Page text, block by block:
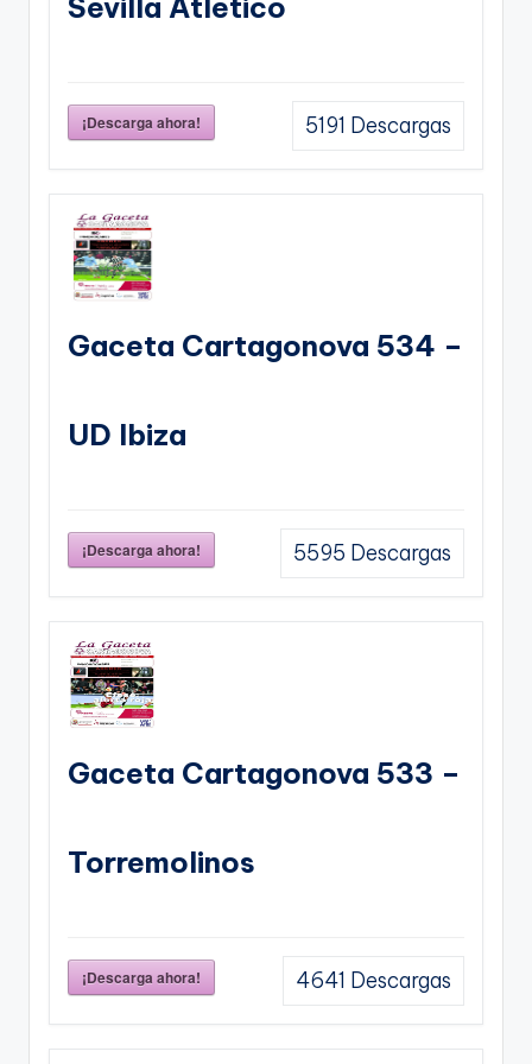
Sevilla Atletico
¡Descarga ahora! 5191 Descargas
Gaceta Cartagonova 534 –
UD Ibiza
¡Descarga ahora! 5595 Descargas
Gaceta Cartagonova 533 –
Torremolinos
¡Descarga ahora! 4641 Descargas